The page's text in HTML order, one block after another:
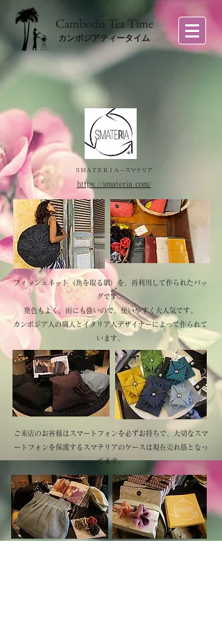
​Cambodia Tea Time
カンボジアティータイム
ＳＭＡＴＥＲＩＡ－スマテリア
https://smateria.com/
フィッシュネット（魚を取る網）を、再利用して作られたバッ
グです。
​発色もよく、雨にも強いので、使いやすく大人気です。
​カンボジア人の職人とイタリア人デザイナーによって作られて
います。
ご来店のお客様はスマートフォンを必ずお持ちで、大切なスマ
ートフォンを保護するスマテリアのケースは現在売れ筋となっ
てます。